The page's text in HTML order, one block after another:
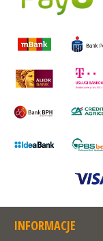
INFORMACJE